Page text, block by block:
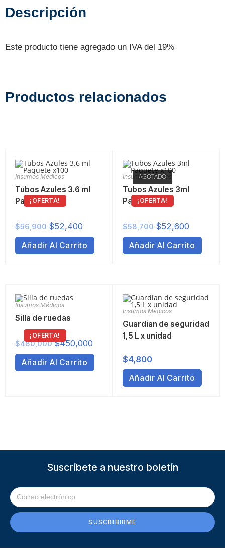
Descripción
Este producto tiene agregado un IVA del 19%
Productos relacionados
¡OFERTA!
Insumos Médicos
Tubos Azules 3.6 ml
Paquete x100
$56,900 $52,400
Añadir Al Carrito
AGOTADO
¡OFERTA!
Insumos Médicos
Tubos Azules 3ml
Paquete x100
$58,700 $52,600
Añadir Al Carrito
¡OFERTA!
Insumos Médicos
Silla de ruedas
$480,000 $450,000
Añadir Al Carrito
Insumos Médicos
Guardian de seguridad
1,5 L x unidad
$4,800
Añadir Al Carrito
Suscríbete a nuestro boletín
SUSCRIBIRME